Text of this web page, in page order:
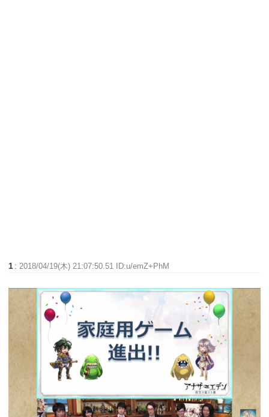
1 :2018/04/19(木) 21:07:50.51 ID:u/emZ+PhM